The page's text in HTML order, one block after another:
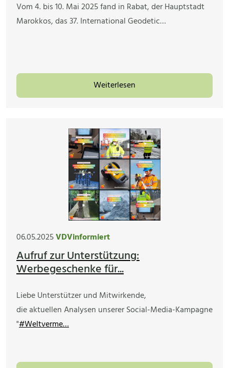
Vom 4. bis 10. Mai 2025 fand in Rabat, der Hauptstadt
Marokkos, das 37. International Geodetic…
Weiterlesen
06.05.2025VDVinformiert
Aufruf zur Unterstützung:
Werbegeschenke für...
Liebe Unterstützer und Mitwirkende,
die aktuellen Analysen unserer Social-Media-Kampagne
"#Weltverme…